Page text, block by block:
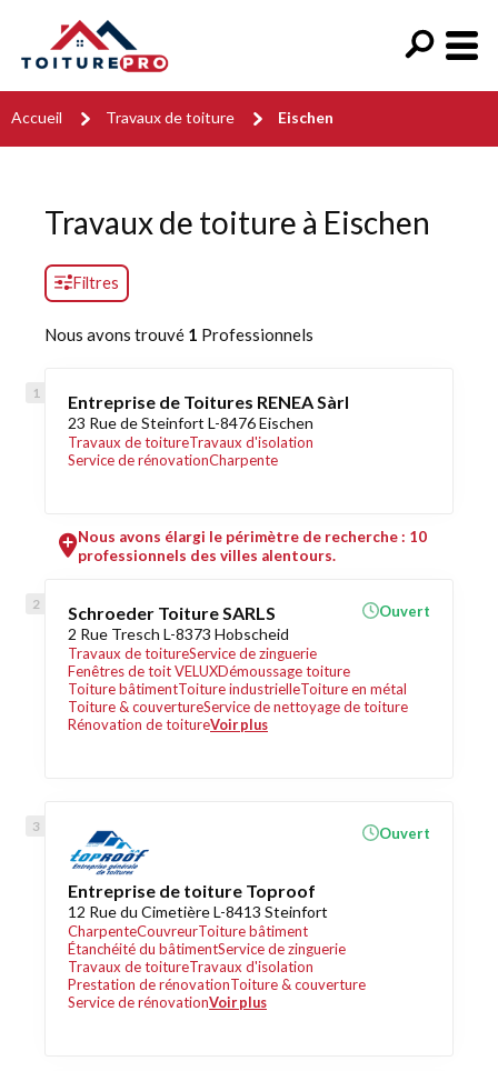
Accueil Travaux de toiture Eischen
Travaux de toiture à Eischen
Filtres
Nous avons trouvé 1 Professionnels
Entreprise de Toitures RENEA Sàrl
23 Rue de Steinfort L-8476 Eischen
Travaux de toitureTravaux d'isolation
Service de rénovationCharpente
Nous avons élargi le périmètre de recherche : 10
professionnels des villes alentours.
Schroeder Toiture SARLS
2 Rue Tresch L-8373 Hobscheid
Travaux de toitureService de zinguerie
Fenêtres de toit VELUXDémoussage toiture
Toiture bâtimentToiture industrielleToiture en métal
Toiture & couvertureService de nettoyage de toiture
Rénovation de toitureVoir plus
Ouvert
Entreprise de toiture Toproof
12 Rue du Cimetière L-8413 Steinfort
CharpenteCouvreurToiture bâtiment
Étanchéité du bâtimentService de zinguerie
Travaux de toitureTravaux d'isolation
Prestation de rénovationToiture & couverture
Service de rénovationVoir plus
Ouvert